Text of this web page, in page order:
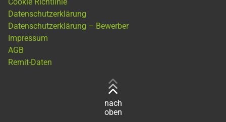
Datenschutzerklärung
Datenschutzerklärung – Bewerber
Impressum
AGB
Remit-Daten
nach
oben